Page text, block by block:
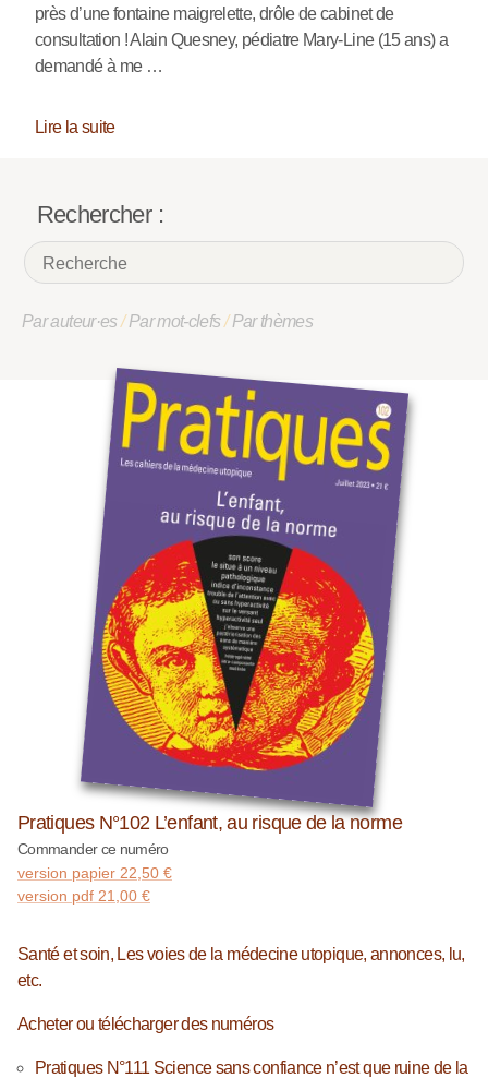
près d’une fontaine maigrelette, drôle de cabinet de
consultation ! Alain Quesney, pédiatre Mary-Line (15 ans) a
demandé à me …
Lire la suite
Rechercher :
Par auteur·es/Par mot-clefs/Par thèmes
Pratiques N°102 L’enfant, au risque de la norme
Commander ce numéro
version papier 22,50 €
version pdf 21,00 €
Santé et soin, Les voies de la médecine utopique, annonces, lu,
etc.
Acheter ou télécharger des numéros
Pratiques N°111 Science sans confiance n’est que ruine de la